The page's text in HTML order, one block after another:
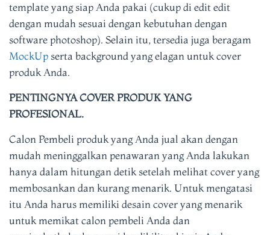
template yang siap Anda pakai (cukup di edit edit
dengan mudah sesuai dengan kebutuhan dengan
software photoshop). Selain itu, tersedia juga beragam
MockUpserta background yang elagan untuk cover
produk Anda.
PENTINGNYA COVER PRODUK YANG
PROFESIONAL.
Calon Pembeli produk yang Anda jual akan dengan
mudah meninggalkan penawaran yang Anda lakukan
hanya dalam hitungan detik setelah melihat cover yang
membosankan dan kurang menarik. Untuk mengatasi
itu Anda harus memiliki desain cover yang menarik
untuk memikat calon pembeli Anda dan